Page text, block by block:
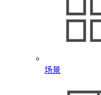
场景